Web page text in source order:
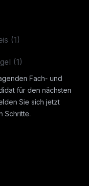
Fach- und
für den nächsten
Sie sich jetzt
Schritte.